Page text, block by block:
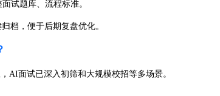
试题库、流程标准。
档，便于后期复盘优化。
AI面试已深入初筛和大规模校招等多场景。